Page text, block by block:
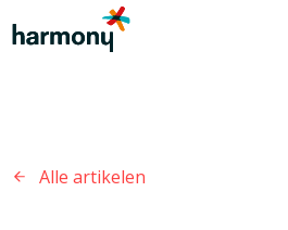
Alle artikelen